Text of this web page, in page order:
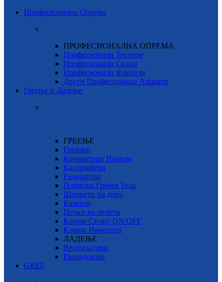
Професионална Опрема
ПРОФЕСИОНАЛНА ОПРЕМА
Професионали Тостери
Професионали Скари
Професионали Фритези
Други Професионали Апарати
Греење и Ладење
ГРЕЕЊЕ
Греалки
Конвектори Панели
Калорифери
Радијатори
Плински Грејни Тела
Шпорети на дрва
Камини
Печки на пелети
Клими Сплит ON/OFF
Клими Инвертер
ЛАДЕЊЕ
Вентилатори
Разладувачи
GREE